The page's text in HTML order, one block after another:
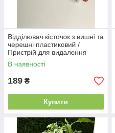
Відділювач кісточок з вишні та
черешні пластиковий /
Пристрій для видалення
кісточок ручний, 15 см
В наявності
189 ₴
Купити